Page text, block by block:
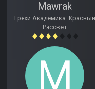
Mawrak
Грехи Академика. Красный
Рассвет